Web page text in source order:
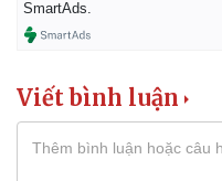
SmartAds.
Viết bình luận